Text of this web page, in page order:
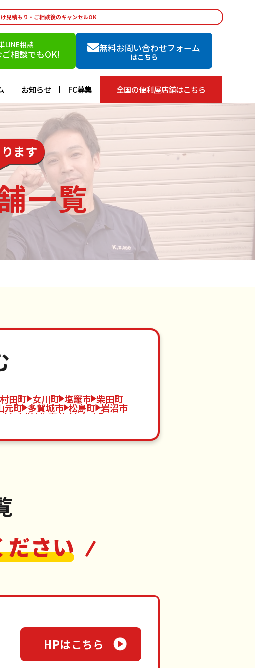
見積もり・ご相談後のキャンセルOK
LINE相談
ご相談でもOK!
無料お問い合わせフォーム
はこちら
お知らせ FC募集 全国の便利屋店舗はこちら
ます
一覧
村田町 女川町 塩竈市 柴田町
元町 多賀城市 松島町 岩沼市
大衡村 富谷市 色麻町
ださい
HPはこちら